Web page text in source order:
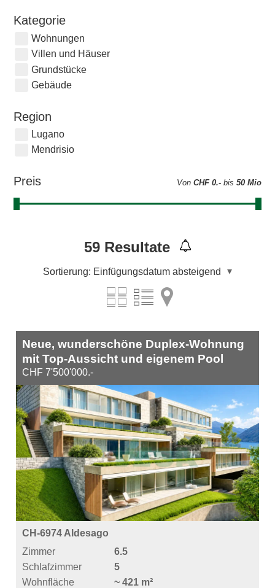
Kategorie
Wohnungen
Villen und Häuser
Grundstücke
Gebäude
Region
Lugano
Mendrisio
Preis Von CHF 0.- bis 50 Mio
59Resultate
Sortierung: Einfügungsdatum absteigend
Neue, wunderschöne Duplex-Wohnung
mit Top-Aussicht und eigenem Pool
CHF 7'500'000.-
CH-6974 Aldesago
Zimmer
6.5
Schlafzimmer
5
Wohnfläche
~ 421 m²